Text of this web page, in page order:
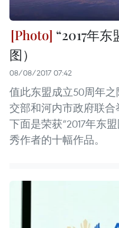
“2017年
图）
08/08/2017 07:42
值此东盟成立50周年
交部和河内市政府联合
下面是荣获“2017年东
秀作者的十幅作品。